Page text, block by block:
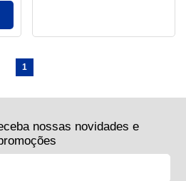
1
nossas novidades e